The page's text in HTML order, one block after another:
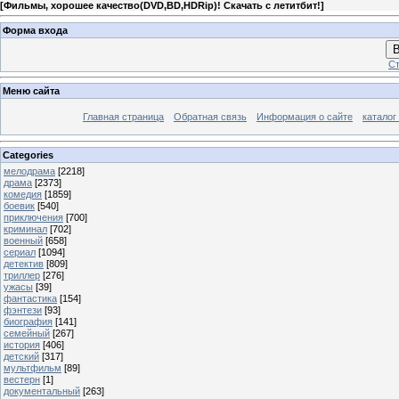
[Фильмы, хорошее качество(DVD,BD,HDRip)! Скачать с летитбит!]
Форма входа
Меню сайта
Главная страница Обратная связь Информация о сайте
Categories
мелодрама [2218]
драма [2373]
комедия [1859]
боевик [540]
приключения [700]
криминал [702]
военный [658]
сериал [1094]
детектив [809]
триллер [276]
ужасы [39]
фантастика [154]
фэнтези [93]
биография [141]
семейный [267]
история [406]
детский [317]
мультфильм [89]
вестерн [1]
документальный [263]